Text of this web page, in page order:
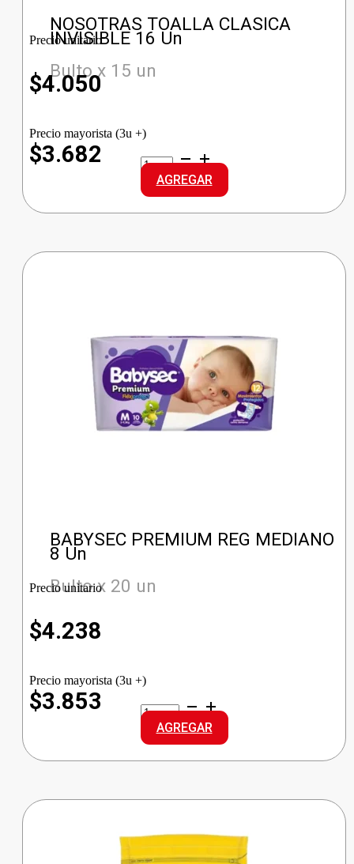
NOSOTRAS TOALLA CLASICA
INVISIBLE 16 Un
Bulto x 15 un
Precio unitario
$4.050
Precio mayorista (3u +)
$3.682
NOSOTRAS
TOALLA
CLASICA
INVISIBLE
cantidad
AGREGAR
BABYSEC PREMIUM REG MEDIANO
8 Un
Bulto x 20 un
Precio unitario
$4.238
Precio mayorista (3u +)
$3.853
BABYSEC
PREMIUM
REG
MEDIANO
cantidad
AGREGAR